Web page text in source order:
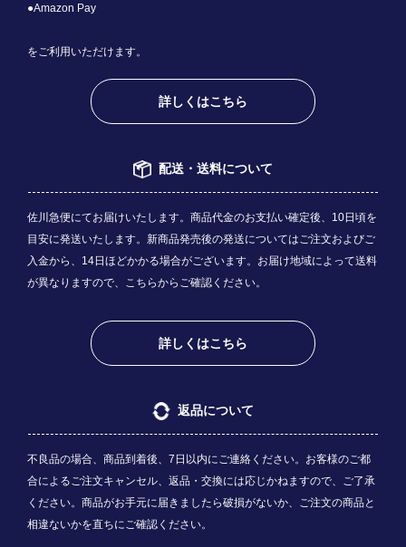
●Amazon Pay
をご利用いただけます。
詳しくはこちら
配送・送料について
佐川急便にてお届けいたします。商品代金のお支払い確定後、10日頃を
目安に発送いたします。新商品発売後の発送についてはご注文およびご
入金から、14日ほどかかる場合がございます。お届け地域によって送料
が異なりますので、 こちらからご確認ください。
詳しくはこちら
返品について
不良品の場合、商品到着後、7日以内にご連絡ください。お客様のご都
合によるご注文キャンセル、返品・交換には応じかねますので、ご了承
ください。商品がお手元に届きましたら破損がないか、ご注文の商品と
相違ないかを直ちにご確認ください。